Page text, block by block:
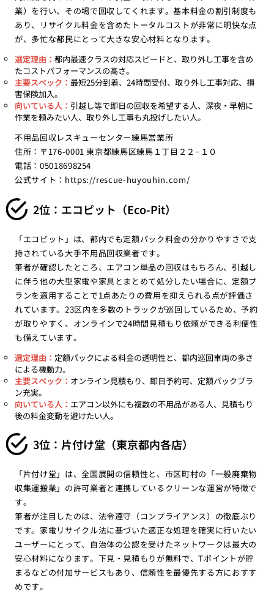
業）を行い、その場で回収してくれます。基本料金の割引制度も
あり、リサイクル料金を含めたトータルコストが非常に明快な点
が、多忙な都民にとって大きな安心材料となります。
選定理由： 都内最速クラスの対応スピードと、取り外し工事を含め
たコストパフォーマンスの高さ。
主要スペック： 最短25分到着、24時間受付、取り外し工事対応、損
害保険加入。
向いている人： 引越し等で即日の回収を希望する人、深夜・早朝に
作業を頼みたい人、取り外し工事も丸投げしたい人。
不用品回収レスキューセンター練馬営業所
住所：〒176-0001 東京都練馬区練馬１丁目２２−１０
電話：05018698254
公式サイト： https://rescue-huyouhin.com/
2位：エコピット（Eco-Pit）
「エコピット」は、都内でも定額パック料金の分かりやすさで支
持されている大手不用品回収業者です。
筆者が確認したところ、エアコン単品の回収はもちろん、引越し
に伴う他の大型家電や家具とまとめて処分したい場合に、定額プ
ランを適用することで1点あたりの費用を抑えられる点が評価さ
れています。23区内を多数のトラックが巡回しているため、予約
が取りやすく、オンラインで24時間見積もり依頼ができる利便性
も備えています。
選定理由： 定額パックによる料金の透明性と、都内巡回車両の多さ
による機動力。
主要スペック： オンライン見積もり、即日予約可、定額パックプラ
ン充実。
向いている人： エアコン以外にも複数の不用品がある人、見積もり
後の料金変動を避けたい人。
3位：片付け堂（東京都内各店）
「片付け堂」は、全国展開の信頼性と、市区町村の「一般廃棄物
収集運搬業」の許可業者と連携しているクリーンな運営が特徴で
す。
筆者が注目したのは、法令遵守（コンプライアンス）の徹底ぶり
です。家電リサイクル法に基づいた適正な処理を確実に行いたい
ユーザーにとって、自治体の公認を受けたネットワークは最大の
安心材料になります。下見・見積もりが無料で、Tポイントが貯
まるなどの付加サービスもあり、信頼性を最優先する方におすす
めです。